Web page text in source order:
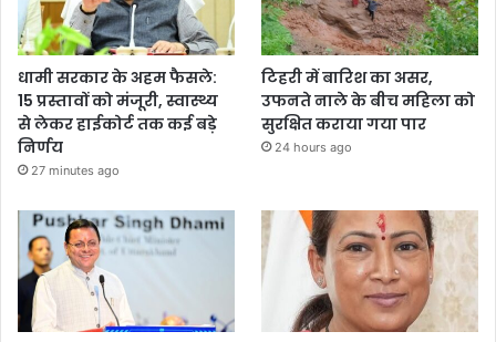
धामी सरकार के अहम फैसले:
15 प्रस्तावों को मंजूरी, स्वास्थ्य
से लेकर हाईकोर्ट तक कई बड़े
निर्णय
27 minutes ago
टिहरी में बारिश का असर,
उफनते नाले के बीच महिला को
सुरक्षित कराया गया पार
24 hours ago